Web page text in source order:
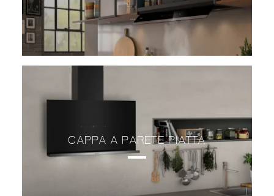
CAPPA A PARETE PIATTA